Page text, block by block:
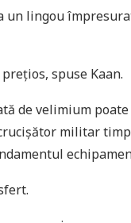
un lingou
spuse Kaan.
de velimium
militar